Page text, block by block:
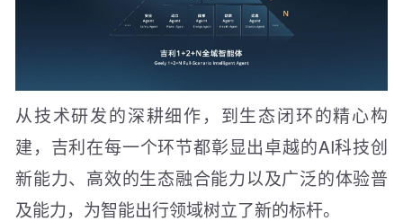
从技术研发的深耕细作，到生态闭环的精心构
建，吉利在每一个环节都彰显出卓越的AI科技创
新能力、高效的生态融合能力以及广泛的体验普
及能力，为智能出行领域树立了新的标杆。